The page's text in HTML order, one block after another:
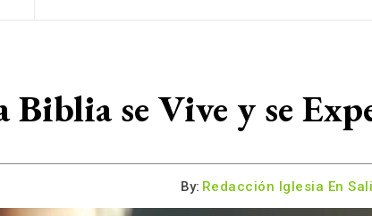
Biblia se Vive y se
By: Redacción Iglesia En